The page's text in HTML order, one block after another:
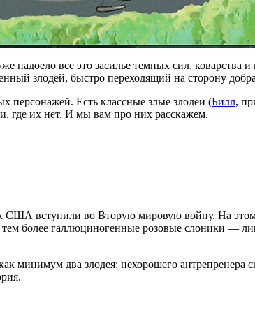
надоело все это засилье темных сил,
злодей, быстро переходящий на сторону
персонажей. Есть классные злые злодеи (Билл,
где их нет. И мы вам про них расскажем.
вступили во Вторую мировую войну. На
более галлюциногенные розовые слоники —
минимум два злодея: нехорошего